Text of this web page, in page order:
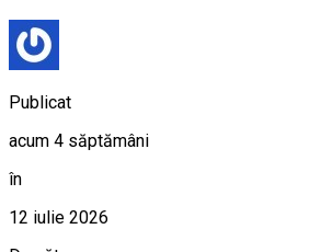
Publicat
acum 4 săptămâni
în
12 iulie 2026